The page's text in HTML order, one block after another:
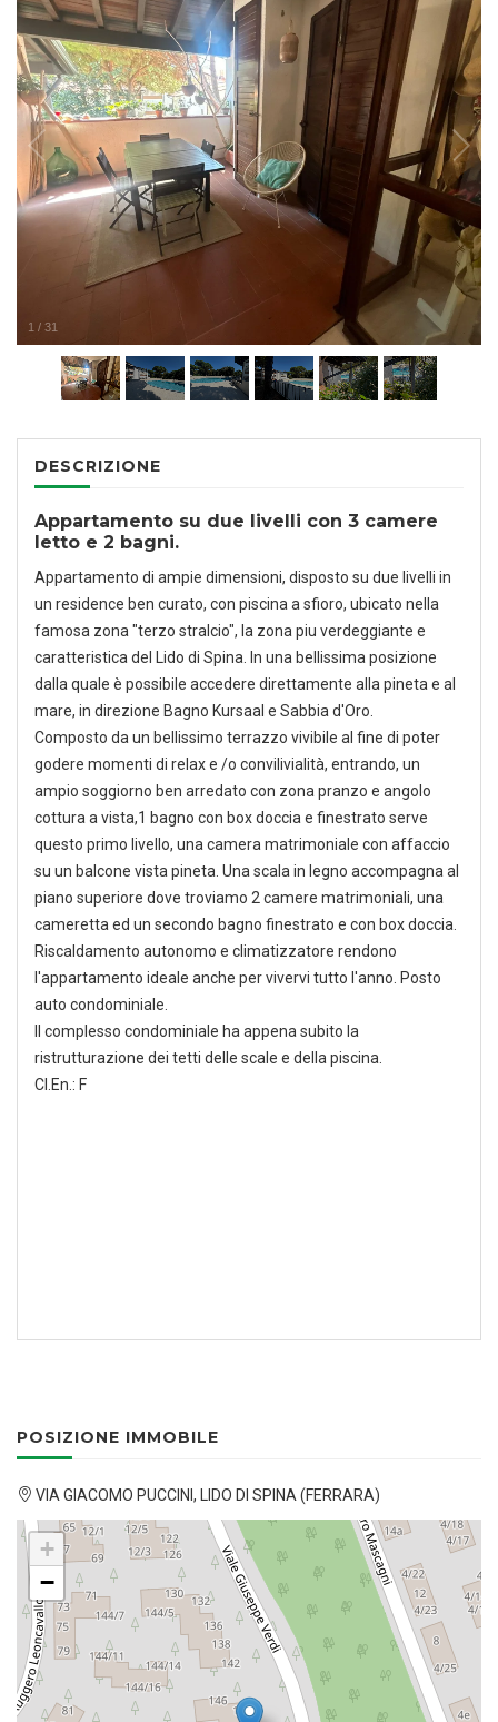
1 / 31
DESCRIZIONE
Appartamento su due livelli con 3 camere
letto e 2 bagni.
Appartamento di ampie dimensioni, disposto su due livelli in
un residence ben curato, con piscina a sfioro, ubicato nella
famosa zona "terzo stralcio", la zona piu verdeggiante e
caratteristica del Lido di Spina. In una bellissima posizione
dalla quale è possibile accedere direttamente alla pineta e al
mare, in direzione Bagno Kursaal e Sabbia d'Oro.
Composto da un bellissimo terrazzo vivibile al fine di poter
godere momenti di relax e /o convilivialità, entrando, un
ampio soggiorno ben arredato con zona pranzo e angolo
cottura a vista,1 bagno con box doccia e finestrato serve
questo primo livello, una camera matrimoniale con affaccio
su un balcone vista pineta. Una scala in legno accompagna al
piano superiore dove troviamo 2 camere matrimoniali, una
cameretta ed un secondo bagno finestrato e con box doccia.
Riscaldamento autonomo e climatizzatore rendono
l'appartamento ideale anche per vivervi tutto l'anno. Posto
auto condominiale.
Il complesso condominiale ha appena subito la
ristrutturazione dei tetti delle scale e della piscina.
Cl.En.: F
POSIZIONE IMMOBILE
VIA GIACOMO PUCCINI, LIDO DI SPINA (FERRARA)
+
−